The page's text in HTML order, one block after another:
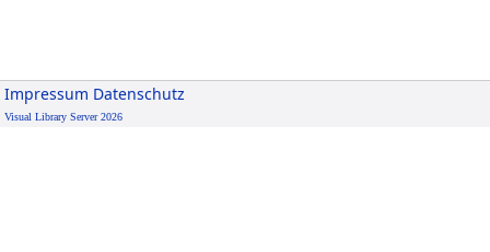
Impressum Datenschutz
Visual Library Server 2026